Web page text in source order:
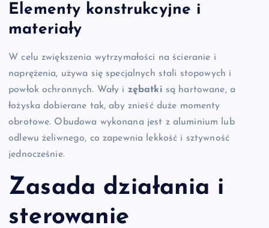
Elementy konstrukcyjne i
materiały
W celu zwiększenia wytrzymałości na ścieranie i
naprężenia, używa się specjalnych stali stopowych i
powłok ochronnych. Wały i zębatki są hartowane, a
łożyska dobierane tak, aby znieść duże momenty
obrotowe. Obudowa wykonana jest z aluminium lub
odlewu żeliwnego, co zapewnia lekkość i sztywność
jednocześnie.
Zasada działania i
sterowanie